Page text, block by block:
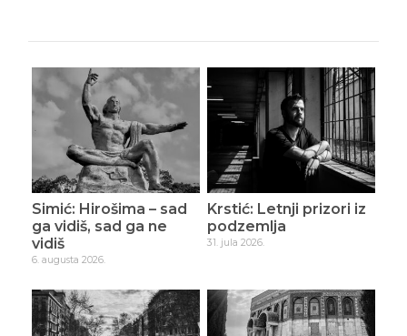
Simić: Hirošima – sad
ga vidiš, sad ga ne
vidiš
6. augusta 2026.
Krstić: Letnji prizori iz
podzemlja
31. jula 2026.